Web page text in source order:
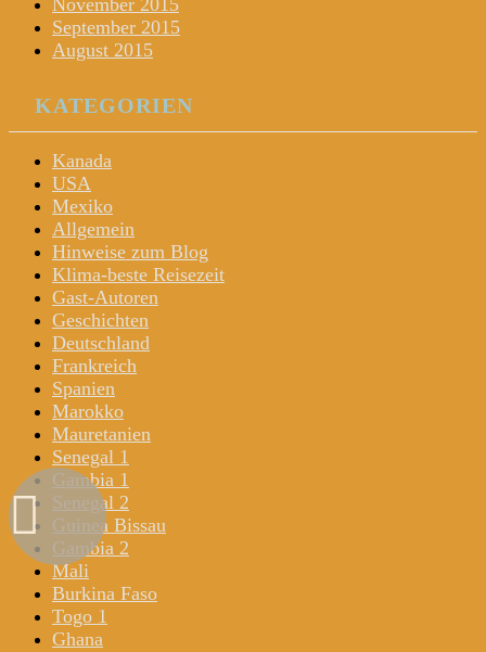
September 2015
August 2015
KATEGORIEN
Kanada
USA
Mexiko
Allgemein
Hinweise zum Blog
Klima-beste Reisezeit
Gast-Autoren
Geschichten
Deutschland
Frankreich
Spanien
Marokko
Mauretanien
Senegal 1
Gambia 1
Senegal 2
Guinea Bissau
Gambia 2
Mali
Burkina Faso
Togo 1
Ghana